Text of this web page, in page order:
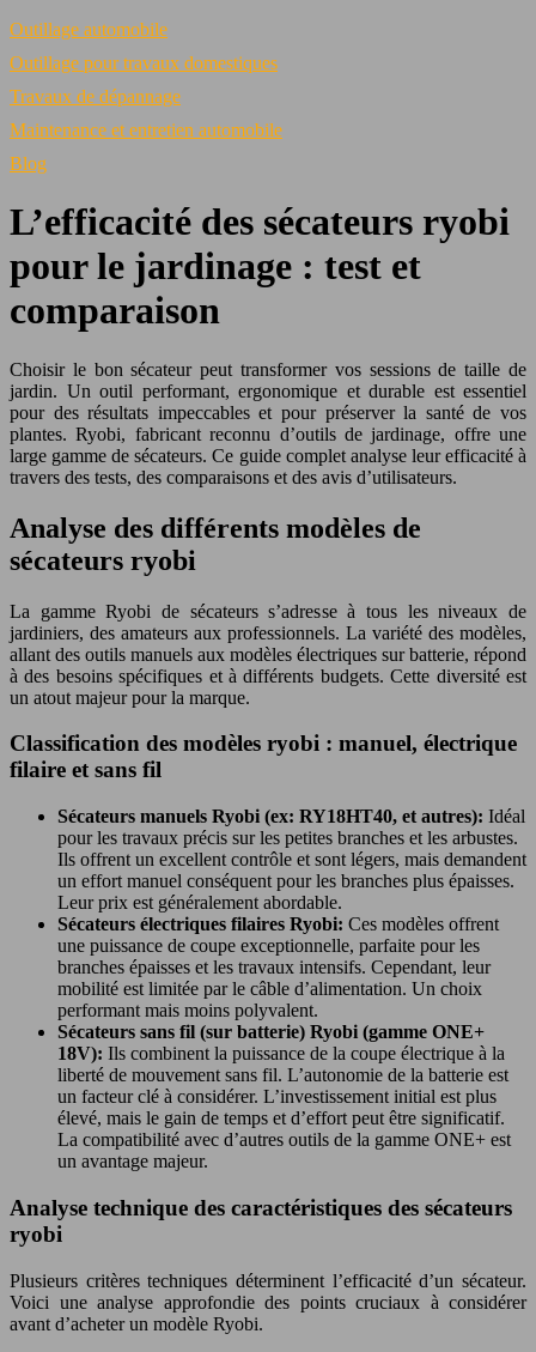
Outillage automobile
Outillage pour travaux domestiques
Travaux de dépannage
Maintenance et entretien automobile
Blog
L’efficacité des sécateurs ryobi
pour le jardinage : test et
comparaison
Choisir le bon sécateur peut transformer vos sessions de taille de
jardin. Un outil performant, ergonomique et durable est essentiel
pour des résultats impeccables et pour préserver la santé de vos
plantes. Ryobi, fabricant reconnu d’outils de jardinage, offre une
large gamme de sécateurs. Ce guide complet analyse leur efficacité à
travers des tests, des comparaisons et des avis d’utilisateurs.
Analyse des différents modèles de
sécateurs ryobi
La gamme Ryobi de sécateurs s’adresse à tous les niveaux de
jardiniers, des amateurs aux professionnels. La variété des modèles,
allant des outils manuels aux modèles électriques sur batterie, répond
à des besoins spécifiques et à différents budgets. Cette diversité est
un atout majeur pour la marque.
Classification des modèles ryobi : manuel, électrique
filaire et sans fil
Sécateurs manuels Ryobi (ex: RY18HT40, et autres): Idéal
pour les travaux précis sur les petites branches et les arbustes.
Ils offrent un excellent contrôle et sont légers, mais demandent
un effort manuel conséquent pour les branches plus épaisses.
Leur prix est généralement abordable.
Sécateurs électriques filaires Ryobi: Ces modèles offrent
une puissance de coupe exceptionnelle, parfaite pour les
branches épaisses et les travaux intensifs. Cependant, leur
mobilité est limitée par le câble d’alimentation. Un choix
performant mais moins polyvalent.
Sécateurs sans fil (sur batterie) Ryobi (gamme ONE+
18V): Ils combinent la puissance de la coupe électrique à la
liberté de mouvement sans fil. L’autonomie de la batterie est
un facteur clé à considérer. L’investissement initial est plus
élevé, mais le gain de temps et d’effort peut être significatif.
La compatibilité avec d’autres outils de la gamme ONE+ est
un avantage majeur.
Analyse technique des caractéristiques des sécateurs
ryobi
Plusieurs critères techniques déterminent l’efficacité d’un sécateur.
Voici une analyse approfondie des points cruciaux à considérer
avant d’acheter un modèle Ryobi.